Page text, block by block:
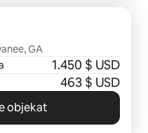
GA
1.450 $ USD
463 $ USD
objekat